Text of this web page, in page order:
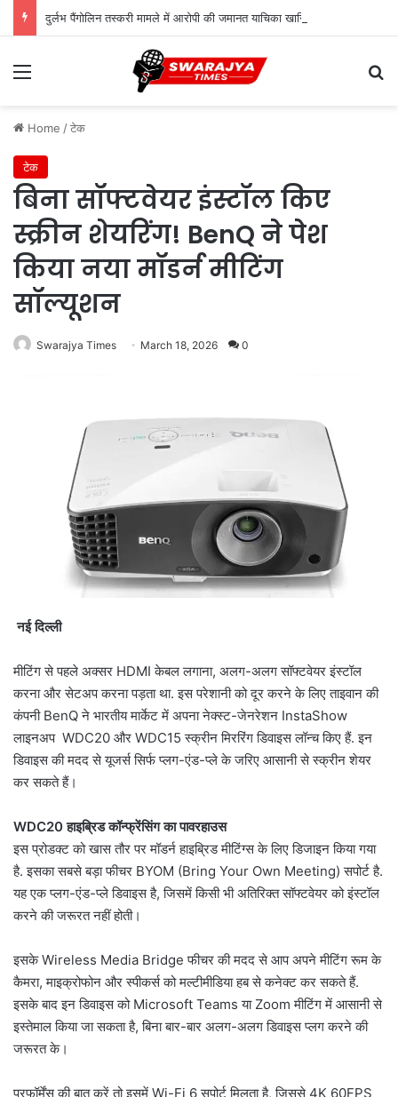
दुर्लभ पैंगोलिन तस्करी मामले में आरोपी की जमानत याचिका खारिज
Menu
Home /टेक
टेक
बिना सॉफ्टवेयर इंस्टॉल किए
स्क्रीन शेयरिंग! BenQ ने पेश
किया नया मॉडर्न मीटिंग
सॉल्यूशन
Swarajya Times March 18, 2026 0
नई दिल्ली
मीटिंग से पहले अक्सर HDMI केबल लगाना, अलग-अलग सॉफ्टवेयर इंस्टॉल
करना और सेटअप करना पड़ता था. इस परेशानी को दूर करने के लिए ताइवान की
कंपनी BenQ ने भारतीय मार्केट में अपना नेक्स्ट-जेनरेशन InstaShow
लाइनअप WDC20 और WDC15 स्क्रीन मिररिंग डिवाइस लॉन्च किए हैं. इन
डिवाइस की मदद से यूजर्स सिर्फ प्लग-एंड-प्ले के जरिए आसानी से स्क्रीन शेयर
कर सकते हैं।
WDC20 हाइब्रिड कॉन्फ्रेंसिंग का पावरहाउस
इस प्रोडक्ट को खास तौर पर मॉडर्न हाइब्रिड मीटिंग्स के लिए डिजाइन किया गया
है. इसका सबसे बड़ा फीचर BYOM (Bring Your Own Meeting) सपोर्ट है.
यह एक प्लग-एंड-प्ले डिवाइस है, जिसमें किसी भी अतिरिक्त सॉफ्टवेयर को इंस्टॉल
करने की जरूरत नहीं होती।
इसके Wireless Media Bridge फीचर की मदद से आप अपने मीटिंग रूम के
कैमरा, माइक्रोफोन और स्पीकर्स को मल्टीमीडिया हब से कनेक्ट कर सकते हैं.
इसके बाद इन डिवाइस को Microsoft Teams या Zoom मीटिंग में आसानी से
इस्तेमाल किया जा सकता है, बिना बार-बार अलग-अलग डिवाइस प्लग करने की
जरूरत के।
परफॉर्मेंस की बात करें तो इसमें Wi-Fi 6 सपोर्ट मिलता है, जिससे 4K 60FPS